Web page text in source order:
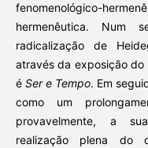
fenomenológico-
hermenêutica. Num
radicalização de
através da exposição
é Ser e Tempo. Em
como um
provavelmente, a
realização plena do